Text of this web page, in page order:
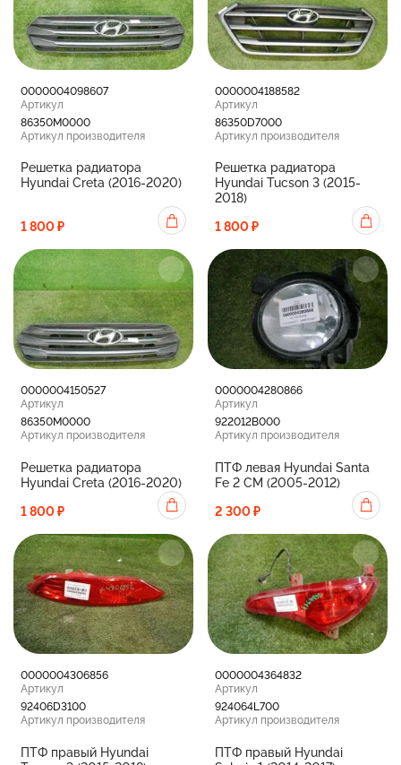
0000004098607
Артикул
86350M0000
Артикул производителя
Решетка радиатора
Hyundai Creta (2016-2020)
1 800 ₽
0000004188582
Артикул
86350D7000
Артикул производителя
Решетка радиатора
Hyundai Tucson 3 (2015-
2018)
1 800 ₽
0000004150527
Артикул
86350M0000
Артикул производителя
Решетка радиатора
Hyundai Creta (2016-2020)
1 800 ₽
0000004280866
Артикул
922012B000
Артикул производителя
ПТФ левая Hyundai Santa
Fe 2 CM (2005-2012)
2 300 ₽
0000004306856
Артикул
92406D3100
Артикул производителя
ПТФ правый Hyundai
0000004364832
Артикул
924064L700
Артикул производителя
ПТФ правый Hyundai